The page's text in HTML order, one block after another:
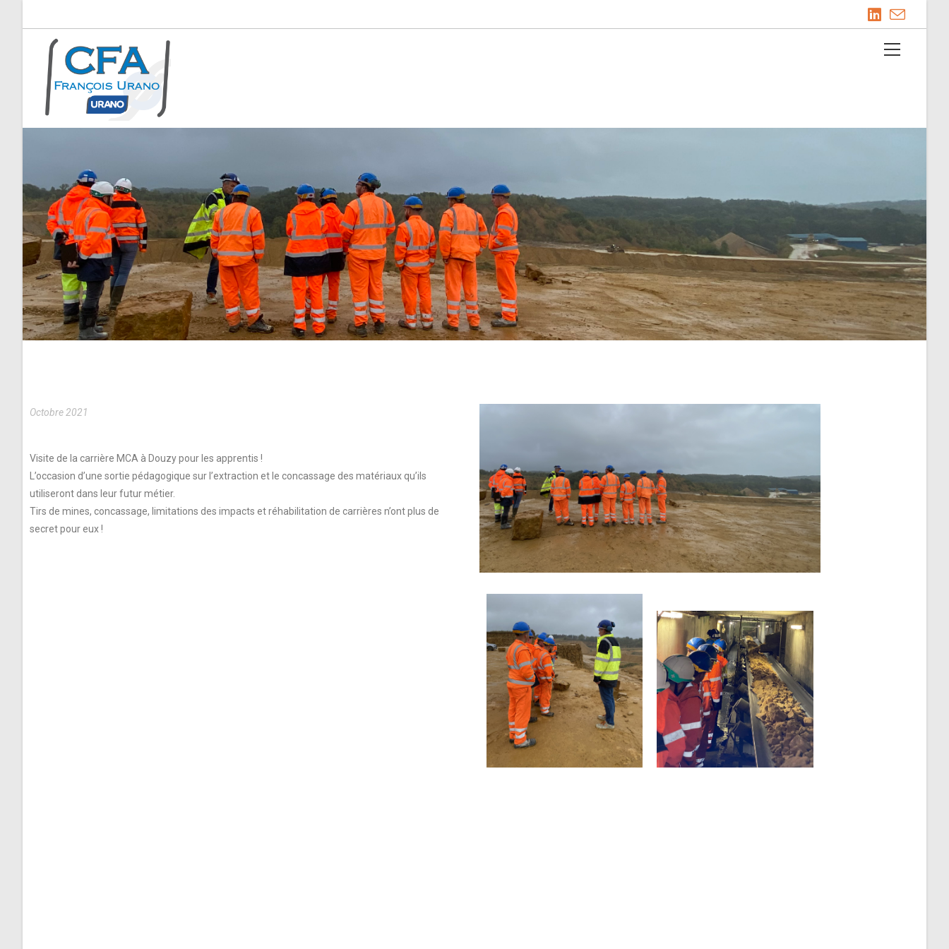
Octobre 2021
Visite de la carrière MCA à Douzy pour les apprentis !
L’occasion d’une sortie pédagogique sur l’extraction et le concassage des matériaux qu’ils
utiliseront dans leur futur métier.
Tirs de mines, concassage, limitations des impacts et réhabilitation de carrières n’ont plus de
secret pour eux !